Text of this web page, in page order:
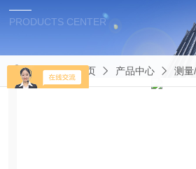
PRODUCTS CENTER
当前位置：首页 产品中心 测量